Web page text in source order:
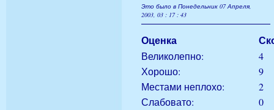
Это было в Понедельник 07 Апреля,
2003, 03 : 17 : 43
Оценка
Великолепно:
4
Хорошо:
9
Местами неплохо:
2
Слабовато:
0